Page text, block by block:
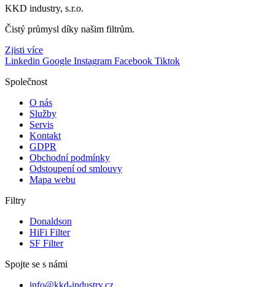
KKD industry, s.r.o.
Čistý průmysl díky našim filtrům.
Zjisti více
Linkedin Google Instagram Facebook Tiktok
Společnost
O nás
Služby
Servis
Kontakt
GDPR
Obchodní podmínky
Odstoupení od smlouvy
Mapa webu
Filtry
Donaldson
HiFi Filter
SF Filter
Spojte se s námi
info@kkd-industry.cz